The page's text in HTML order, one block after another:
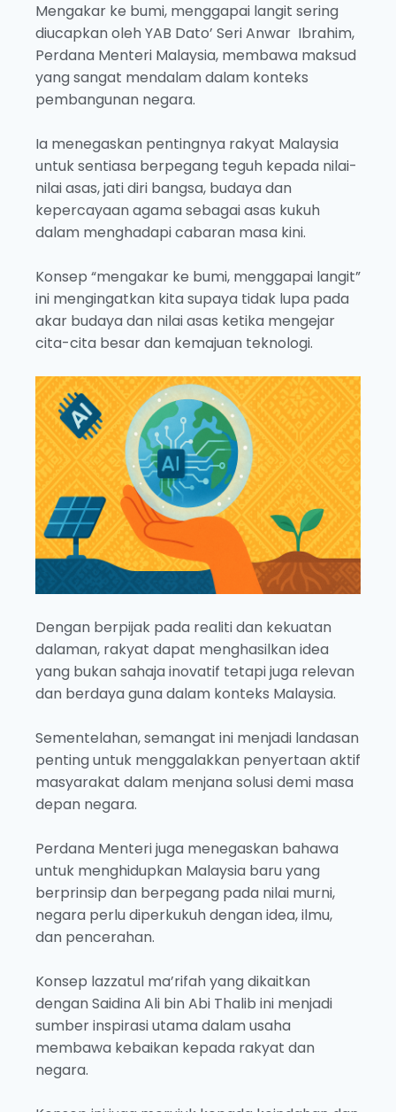
Mengakar ke bumi, menggapai langit sering
diucapkan oleh YAB Dato’ Seri Anwar Ibrahim,
Perdana Menteri Malaysia, membawa maksud
yang sangat mendalam dalam konteks
pembangunan negara.
Ia menegaskan pentingnya rakyat Malaysia
untuk sentiasa berpegang teguh kepada nilai-
nilai asas, jati diri bangsa, budaya dan
kepercayaan agama sebagai asas kukuh
dalam menghadapi cabaran masa kini.
Konsep “mengakar ke bumi, menggapai langit”
ini mengingatkan kita supaya tidak lupa pada
akar budaya dan nilai asas ketika mengejar
cita-cita besar dan kemajuan teknologi.
Dengan berpijak pada realiti dan kekuatan
dalaman, rakyat dapat menghasilkan idea
yang bukan sahaja inovatif tetapi juga relevan
dan berdaya guna dalam konteks Malaysia.
Sementelahan, semangat ini menjadi landasan
penting untuk menggalakkan penyertaan aktif
masyarakat dalam menjana solusi demi masa
depan negara.
Perdana Menteri juga menegaskan bahawa
untuk menghidupkan Malaysia baru yang
berprinsip dan berpegang pada nilai murni,
negara perlu diperkukuh dengan idea, ilmu,
dan pencerahan.
Konsep lazzatul ma’rifah yang dikaitkan
dengan Saidina Ali bin Abi Thalib ini menjadi
sumber inspirasi utama dalam usaha
membawa kebaikan kepada rakyat dan
negara.